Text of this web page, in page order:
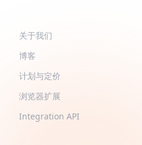
关于我们
博客
计划与定价
浏览器扩展
Integration API